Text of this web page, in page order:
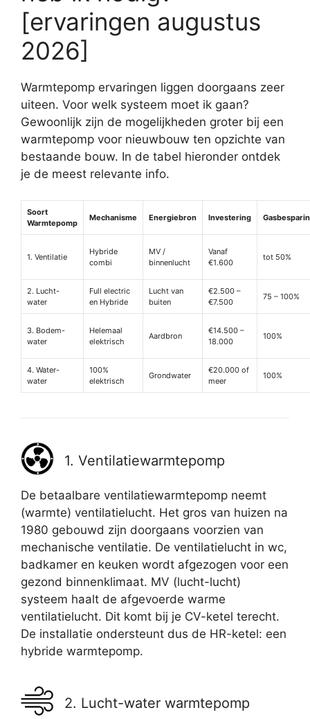
[ervaringen augustus
2026]
Warmtepomp ervaringen liggen doorgaans zeer
uiteen. Voor welk systeem moet ik gaan?
Gewoonlijk zijn de mogelijkheden groter bij een
warmtepomp voor nieuwbouw ten opzichte van
bestaande bouw. In de tabel hieronder ontdek
je de meest relevante info.
Soort
Warmtepomp
Mechanisme Energiebron Investering
1. Ventilatie
Hybride
combi
MV /
binnenlucht
Vanaf
€1.600
tot 50%
2. Lucht-
water
Full electric
en Hybride
Lucht van
buiten
€2.500 –
€7.500
75 – 100%
3. Bodem-
water
Helemaal
elektrisch
Aardbron
€14.500 –
18.000
100%
4. Water-
water
100%
elektrisch
Grondwater
€20.000 of
meer
100%
1. Ventilatiewarmtepomp
De betaalbare ventilatiewarmtepomp neemt
(warmte) ventilatielucht. Het gros van huizen na
1980 gebouwd zijn doorgaans voorzien van
mechanische ventilatie. De ventilatielucht in wc,
badkamer en keuken wordt afgezogen voor een
gezond binnenklimaat. MV (lucht-lucht)
systeem haalt de afgevoerde warme
ventilatielucht. Dit komt bij je CV-ketel terecht.
De installatie ondersteunt dus de HR-ketel: een
hybride warmtepomp.
2. Lucht-water warmtepomp